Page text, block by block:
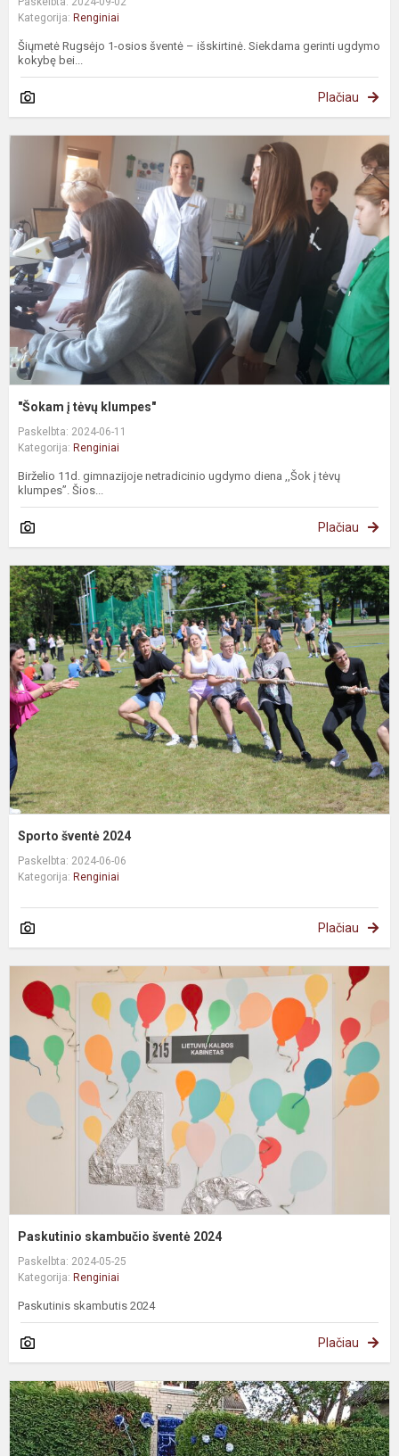
Kategorija: Renginiai
Šiųmetė Rugsėjo 1-osios šventė – išskirtinė. Siekdama gerinti ugdymo
kokybę bei...
Plačiau
"Šokam į tėvų klumpes"
Paskelbta: 2024-06-11
Kategorija: Renginiai
Birželio 11d. gimnazijoje netradicinio ugdymo diena ,,Šok į tėvų
klumpes”. Šios...
Plačiau
Sporto šventė 2024
Paskelbta: 2024-06-06
Kategorija: Renginiai
Plačiau
Paskutinio skambučio šventė 2024
Paskelbta: 2024-05-25
Kategorija: Renginiai
Paskutinis skambutis 2024
Plačiau